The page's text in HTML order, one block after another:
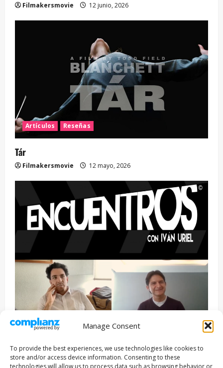
Manage Consent
To provide the best experiences, we use technologies like cookies to
store and/or access device information. Consenting to these
technologies will allow us to process data such as browsing behavior or
Filmakersmovie 12 junio, 2026
Artículos Reseñas
Tár
Filmakersmovie 12 mayo, 2026
Entrevista Series
ENCUENTROS CON IVÁN URIEL T3E22: JUAN PATRICIO